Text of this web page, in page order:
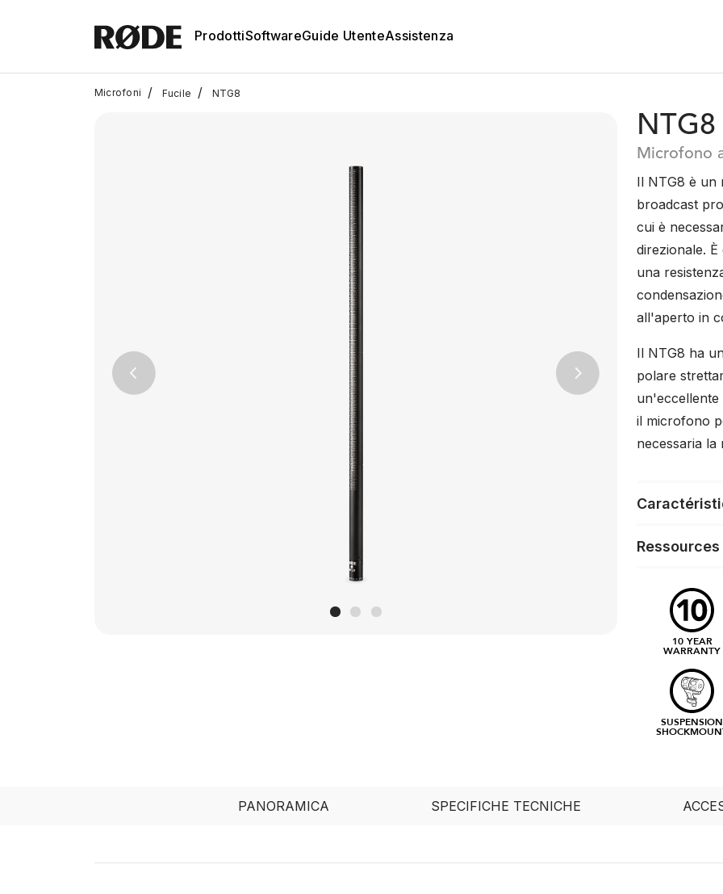
ProdottiSoftwareGuide UtenteAssistenza
Microfoni / Fucile / NTG8
Previous Next
NTG8
Microfono
Il NTG8 è un
broadcast
cui è
direzionale.
una
all'aperto in
Il NTG8 ha
polare
un'eccellente
il microfono
necessaria la
Ressources
10 YEAR
WARRANTY
SUSPENSION
PANORAMICA SPECIFICHE TECNICHE